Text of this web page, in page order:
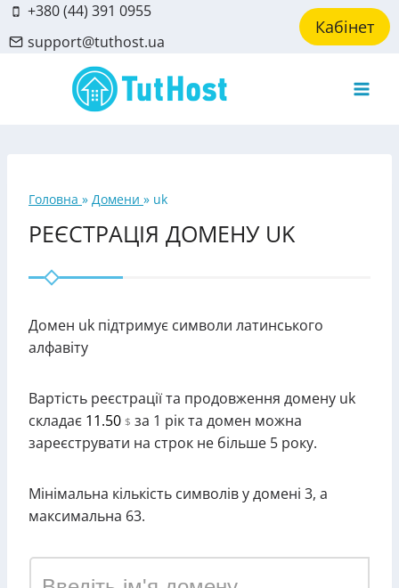
Skip
to
content
+380 (44) 391 0955
support@tuthost.ua
Кабінет
Головна » Домени » uk
РЕЄСТРАЦІЯ ДОМЕНУ UK
Домен uk підтримує символи латинського
алфавіту
Вартість реєстрації та продовження домену uk
складає 11.50 $ за 1 рік та домен можна
зареєструвати на строк не більше 5 року.
Мінімальна кількість символів у домені 3, а
максимальна 63.